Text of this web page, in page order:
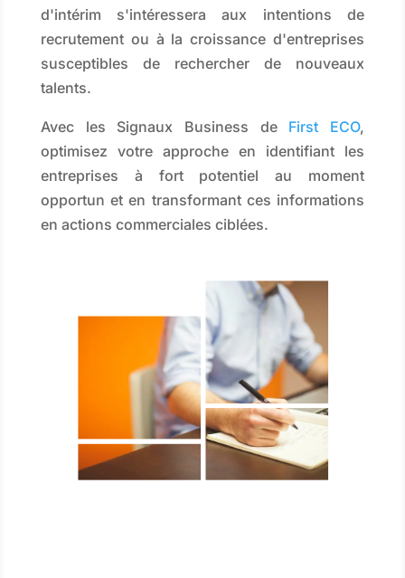
d'intérim s'intéressera aux intentions de
recrutement ou à la croissance d'entreprises
susceptibles de rechercher de nouveaux
talents.
Avec les Signaux Business de First ECO,
optimisez votre approche en identifiant les
entreprises à fort potentiel au moment
opportun et en transformant ces informations
en actions commerciales ciblées.